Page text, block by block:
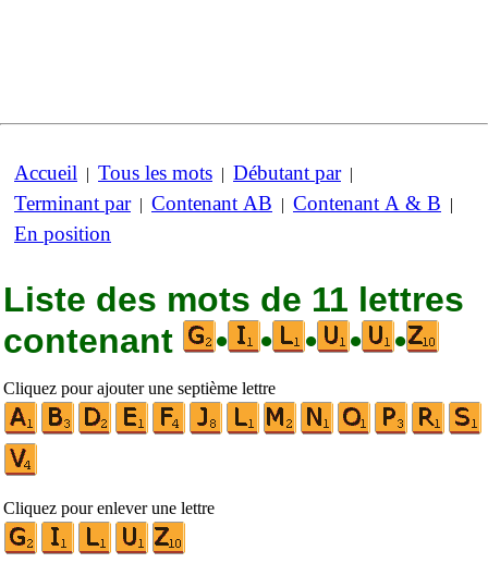
Accueil | Tous les mots | Débutant par|
Terminant par| Contenant AB | Contenant A & B |
En position
Liste des mots de 11 lettres
contenant
• • • • •
Cliquez pour ajouter une septième lettre
Cliquez pour enlever une lettre